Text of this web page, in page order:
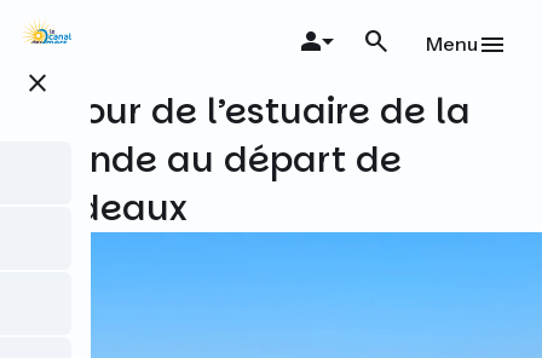
Aller
principal
close
Menu
Le Tour de l’estuaire de la
Gironde au départ de
Bordeaux